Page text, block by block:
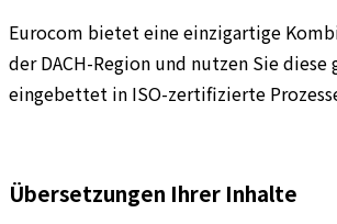
Eurocom bietet eine einzigartige
der DACH-Region und nutzen Sie
eingebettet in ISO-zertifizierte
Übersetzungen Ihrer Inhalte